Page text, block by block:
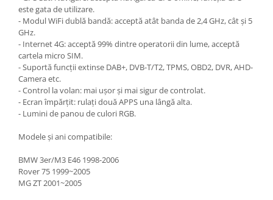
este gata de utilizare.
- Modul WiFi dublă bandă: acceptă atât banda de 2,4 GHz, cât și 5
GHz.
- Internet 4G: acceptă 99% dintre operatorii din lume, acceptă
cartela micro SIM.
- Suportă funcții extinse DAB+, DVB-T/T2, TPMS, OBD2, DVR, AHD-
Camera etc.
- Control la volan: mai ușor și mai sigur de controlat.
- Ecran împărțit: rulați două APPS una lângă alta.
- Lumini de panou de culori RGB.
Modele și ani compatibile:
BMW 3er/M3 E46 1998-2006
Rover 75 1999~2005
MG ZT 2001~2005